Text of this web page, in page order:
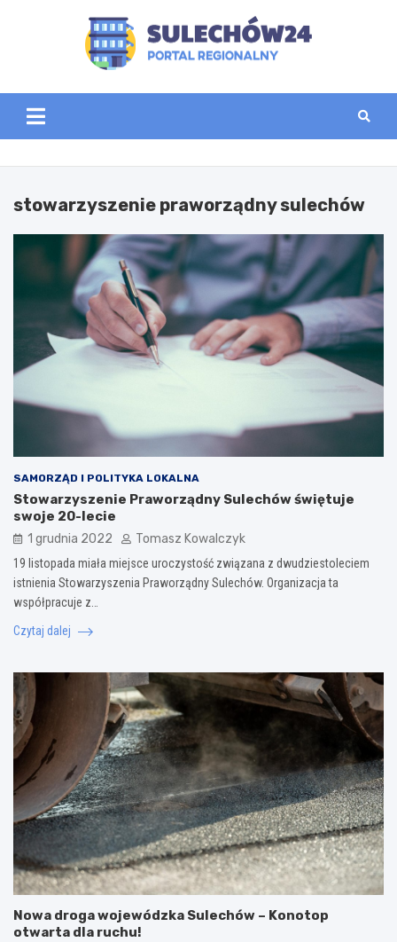
sulechow24.pl
stowarzyszenie praworządny sulechów
SAMORZĄD I POLITYKA LOKALNA
Stowarzyszenie Praworządny Sulechów świętuje
swoje 20-lecie
1 grudnia 2022 Tomasz Kowalczyk
19 listopada miała miejsce uroczystość związana z dwudziestoleciem
istnienia Stowarzyszenia Praworządny Sulechów. Organizacja ta
współpracuje z…
Czytaj dalej
Nowa droga wojewódzka Sulechów – Konotop
otwarta dla ruchu!